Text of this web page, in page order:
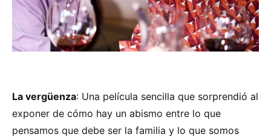
La vergüenza: Una película sencilla que sorprendió al
exponer de cómo hay un abismo entre lo que
pensamos que debe ser la familia y lo que somos